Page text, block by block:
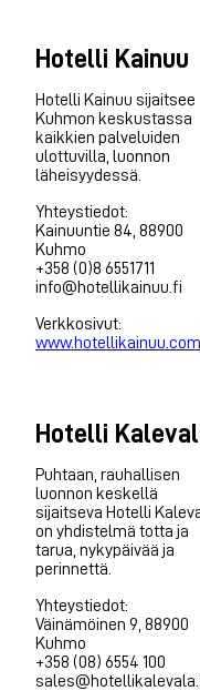
Hotelli Kainuu
Hotelli Kainuu sijaitsee
Kuhmon keskustassa
kaikkien palveluiden
ulottuvilla, luonnon
läheisyydessä.
Yhteystiedot:
Kainuuntie 84, 88900
Kuhmo
+358 (0)8 6551711
info@hotellikainuu.fi
Verkkosivut:
www.hotellikainuu.com
Hotelli
Puhtaan, rauhallisen
luonnon keskellä
sijaitseva Hotelli
on yhdistelmä totta ja
tarua, nykypäivää ja
perinnettä.
Yhteystiedot:
Väinämöinen 9, 88900
Kuhmo
+358 (08) 6554 100